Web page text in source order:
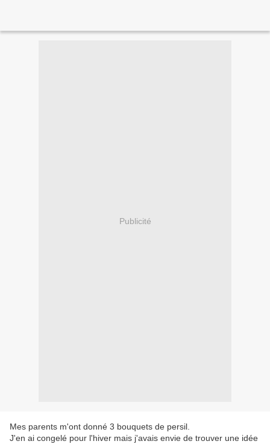
Publicité
Mes parents m'ont donné 3 bouquets de persil.
J'en ai congelé pour l'hiver mais j'avais envie de trouver une idée